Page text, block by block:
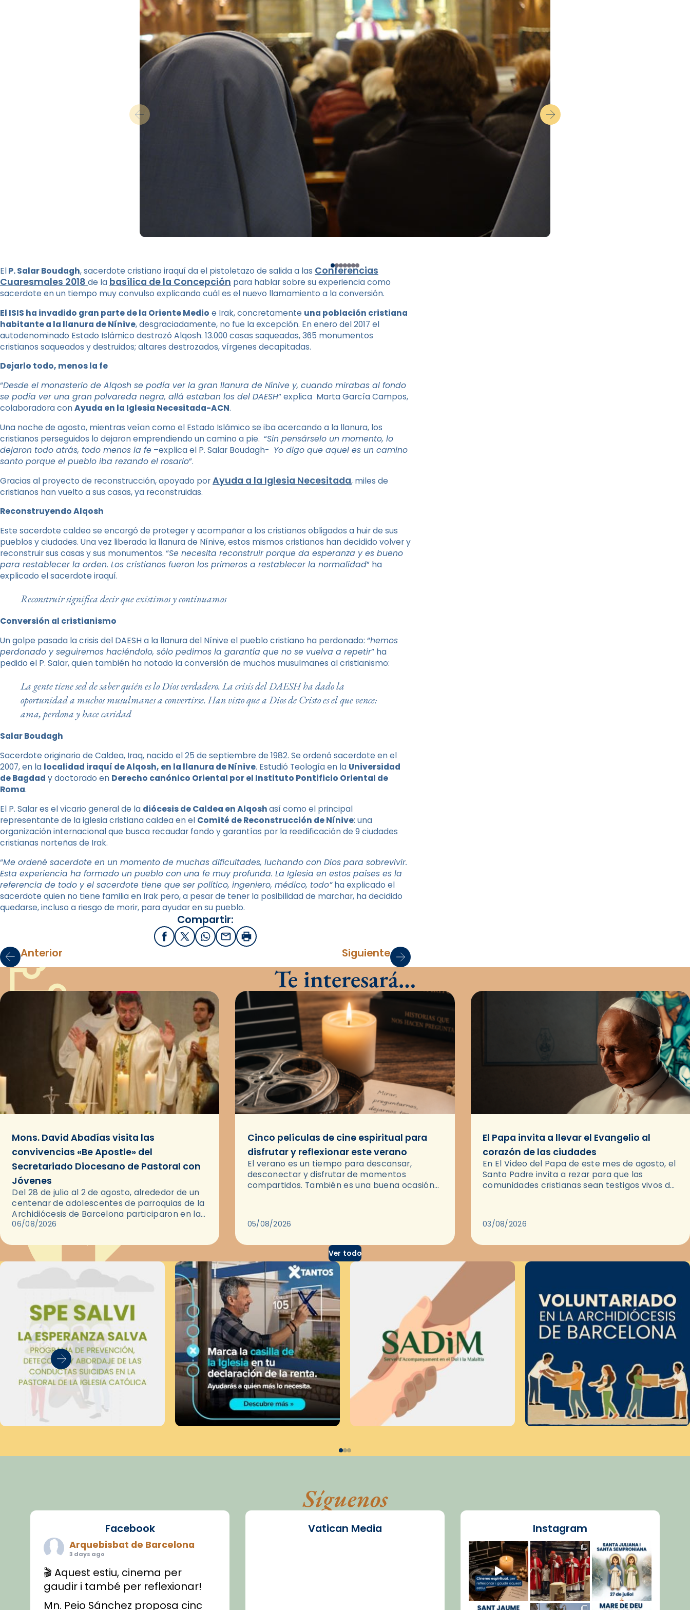
ElP. Salar Boudagh, sacerdote cristiano iraquí da el pistoletazo de salida a las Conferencias
Cuaresmales 2018 de la basílica de la Concepción para hablar sobre su experiencia como
sacerdote en un tiempo muy convulso explicando cuál es el nuevo llamamiento a la conversión.
El ISIS ha invadido gran parte de la Oriente Medio e Irak, concretamente una población cristiana
habitante a la llanura de Nínive, desgraciadamente, no fue la excepción. En enero del 2017 el
autodenominado Estado Islámico destrozó Alqosh. 13.000 casas saqueadas, 365 monumentos
cristianos saqueados y destruidos; altares destrozados, vírgenes decapitadas.
Dejarlo todo, menos la fe
“Desde el monasterio de Alqosh se podía ver la gran llanura de Nínive y, cuando mirabas al fondo
se podía ver una gran polvareda negra, allá estaban los del DAESH” explica Marta García Campos,
colaboradora conAyuda en la Iglesia Necesitada-ACN.
Una noche de agosto, mientras veían como el Estado Islámico se iba acercando a la llanura, los
cristianos perseguidos lo dejaron emprendiendo un camino a pie. “Sin pensárselo un momento, lo
dejaron todo atrás, todo menos la fe –explica el P. Salar Boudagh- Yo digo que aquel es un camino
santo porque el pueblo iba rezando el rosario”.
Gracias al proyecto de reconstrucción, apoyado porAyuda a la Iglesia Necesitada, miles de
cristianos han vuelto a sus casas, ya reconstruidas.
Reconstruyendo Alqosh
Este sacerdote caldeo se encargó de proteger y acompañar a los cristianos obligados a huir de sus
pueblos y ciudades. Una vez liberada la llanura de Nínive, estos mismos cristianos han decidido volver y
reconstruir sus casas y sus monumentos. “Se necesita reconstruir porque da esperanza y es bueno
para restablecer la orden. Los cristianos fueron los primeros a restablecer la normalidad” ha
explicado el sacerdote iraquí.
Reconstruir significa decir que existimos y continuamos
Conversión al cristianismo
Un golpe pasada la crisis del DAESH a la llanura del Nínive el pueblo cristiano ha perdonado: “hemos
perdonado y seguiremos haciéndolo, sólo pedimos la garantía que no se vuelva a repetir” ha
pedido el P. Salar, quien también ha notado la conversión de muchos musulmanes al cristianismo:
La gente tiene sed de saber quién es lo Dios verdadero. La crisis del DAESH ha dado la
oportunidad a muchos musulmanes a convertirse. Han visto que a Dios de Cristo es el que vence:
ama, perdona y hace caridad
Salar Boudagh
Sacerdote originario de Caldea, Iraq, nacido el 25 de septiembre de 1982. Se ordenó sacerdote en el
2007, en la localidad iraquí de Alqosh, en la llanura de Nínive. Estudió Teología en la Universidad
de Bagdad y doctorado en Derecho canónico Oriental por el Instituto Pontificio Oriental de
Roma.
El P. Salar es el vicario general de la diócesis de Caldea en Alqoshasí como el principal
representante de la iglesia cristiana caldea en el Comité de Reconstrucción de Nínive: una
organización internacional que busca recaudar fondo y garantías por la reedificación de 9 ciudades
cristianas norteñas de Irak.
“Me ordené sacerdote en un momento de muchas dificultades, luchando con Dios para sobrevivir.
Esta experiencia ha formado un pueblo con una fe muy profunda. La Iglesia en estos países es la
referencia de todo y el sacerdote tiene que ser político, ingeniero, médico, todo”ha explicado el
sacerdote quien no tiene familia en Irak pero, a pesar de tener la posibilidad de marchar, ha decidido
quedarse, incluso a riesgo de morir, para ayudar en su pueblo.
Compartir:
FacebookX / Twitter
WhatsApp
EmailImprimir
Anterior Siguiente
Te interesará…
Mons. David Abadías visita las
convivencias «Be Apostle» del
Secretariado Diocesano de Pastoral con
Jóvenes
Del 28 de julio al 2 de agosto, alrededor de un
centenar de adolescentes de parroquias de la
Archidiócesis de Barcelona participaron en las
convivencias Be Apostle, organizadas por el
06/08/2026
Cinco películas de cine espiritual para
disfrutar y reflexionar este verano
El verano es un tiempo para descansar,
desconectar y disfrutar de momentos
compartidos. También es una buena ocasión
05/08/2026
El Papa invita a llevar el Evangelio al
corazón de las ciudades
En El Video del Papa de este mes de agosto, el
Santo Padre invita a rezar para que las
comunidades cristianas sean testigos vivos del
03/08/2026
Ver todo
Síguenos
Facebook
Arquebisbat de Barcelona
3 days ago
🎬 Aquest estiu, cinema per
gaudir i també per reflexionar!
Mn. Peio Sánchez proposa cinc
Vatican Media Instagram